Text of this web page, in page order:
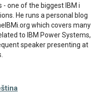
- one of the biggest IBM i
He runs a personal blog
which covers many
to IBM Power Systems,
speaker presenting at